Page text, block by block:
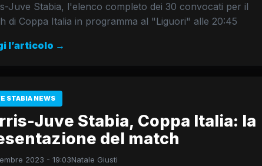
Juve Stabia, l'elenco completo dei 30 convocati per il
di Coppa Italia in programma al "Liguori" alle 20:45
l’articolo →
STABIA NEWS
Juve Stabia, Coppa Italia: la
del match
2023 - 19:03Natale Giusti